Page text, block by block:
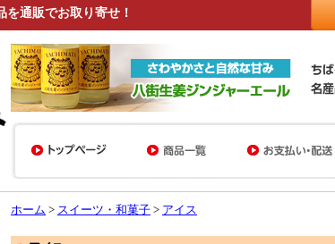
通販でお取り寄せ！
ホーム > スイーツ・和菓子 > アイス